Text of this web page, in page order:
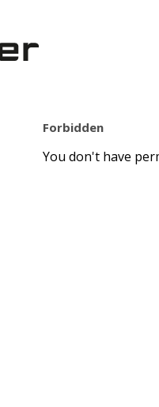
Forbidden
You don't have